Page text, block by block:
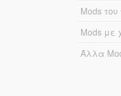
Mods
Mods με
Άλλα